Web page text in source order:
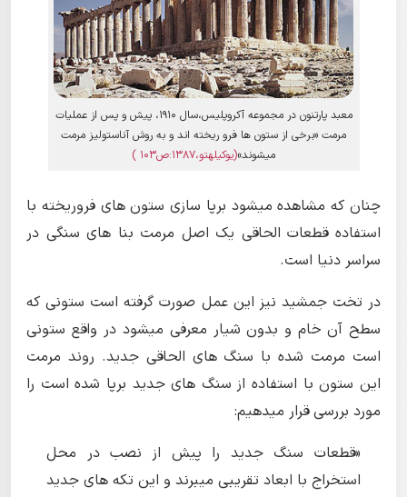
معبد پارتنون در مجموعه آکروپلیس،سال 1910، پیش و پس از عملیات
مرمت «برخی از ستون ها فرو ریخته اند و به روش آناستولیز مرمت
میشوند»(یوکیلهتو،1387:ص103 )
چنان که مشاهده میشود برپا سازی ستون های فروریخته با
استفاده قطعات الحاقی یک اصل مرمت بنا های سنگی در
سراسر دنیا است.
در تخت جمشید نیز این عمل صورت گرفته است ستونی که
سطح آن خام و بدون شیار معرفی میشود در واقع ستونی
است مرمت شده با سنگ های الحاقی جدید. روند مرمت
این ستون با استفاده از سنگ های جدید برپا شده است را
مورد بررسی قرار میدهیم:
«قطعات سنگ جدید را پیش از نصب در محل
استخراج با ابعاد تقریبی میبرند و این تکه های جدید